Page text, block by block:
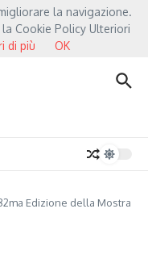
Salve”: la data zero è un
Edizione della Mostra
la navigazione.
Cookie Policy Ulteriori
di più OK